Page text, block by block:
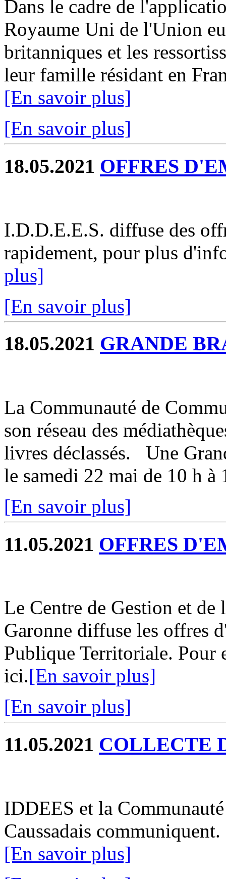
Dans le cadre de
Royaume Uni de l'Union
britanniques et les
leur famille résidant en
[En savoir plus]
[En savoir plus]
18.05.2021 OFFRES
I.D.D.E.E.S. diffuse des
rapidement, pour plus
plus]
[En savoir plus]
18.05.2021 GRANDE
La Communauté de
son réseau des
livres déclassés. Une
le samedi 22 mai de 10 h
[En savoir plus]
11.05.2021 OFFRES
Le Centre de Gestion et
Garonne diffuse les offres
Publique Territoriale. Pour
ici.[En savoir plus]
[En savoir plus]
11.05.2021 COLLECTE
IDDEES et la
Caussadais
[En savoir plus]